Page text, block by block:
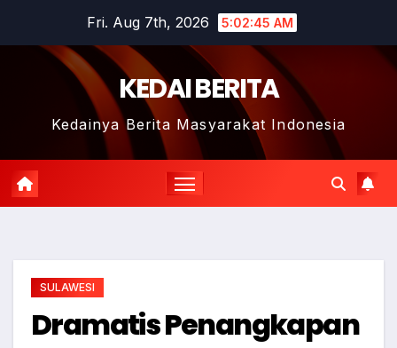
Fri. Aug 7th, 2026 5:02:46 AM
KEDAI BERITA
Kedainya Berita Masyarakat Indonesia
SULAWESI
Dramatis Penangkapan